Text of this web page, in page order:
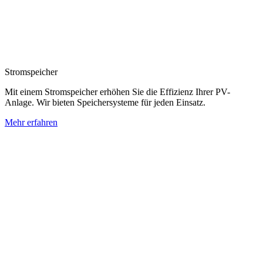
Stromspeicher
Mit einem Stromspeicher erhöhen Sie die Effizienz Ihrer PV-
Anlage. Wir bieten Speichersysteme für jeden Einsatz.
Mehr erfahren